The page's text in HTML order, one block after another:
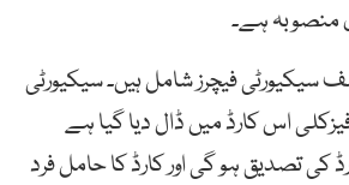
منصوبہ ہے۔
فیچرز شامل ہیں۔ سیکیورٹی
فیزکلی اس کارڈ میں ڈال دیا گیا ہے
تصدیق ہو گی اور کارڈ کا حامل فرد